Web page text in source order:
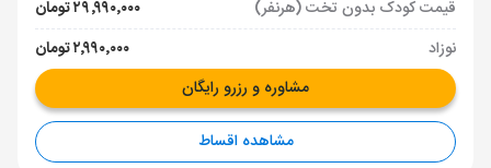
قیمت کودک بدون تخت (هرنفر)
۲۹٬۹۹۰٬۰۰۰ تومان
نوزاد
۲٬۹۹۰٬۰۰۰ تومان
مشاوره و رزرو رایگان
مشاهده اقساط